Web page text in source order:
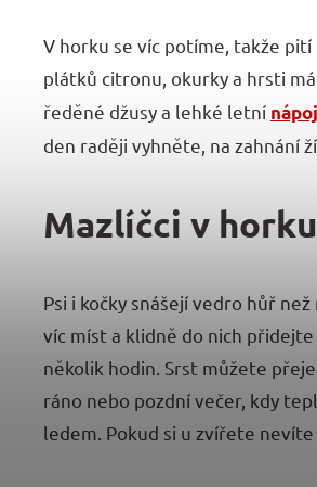
V horku se víc potíme, takže
plátků citronu, okurky a hrsti
ředěné džusy a lehké letní
den raději vyhněte, na zahnání
Mazlíčci v
Psi i kočky snášejí vedro hůř
víc míst a klidně do nich
několik hodin. Srst můžete
ráno nebo pozdní večer, kdy
ledem. Pokud si u zvířete